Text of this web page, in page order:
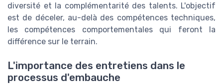
diversité et la complémentarité des talents. L'objectif
est de déceler, au-delà des compétences techniques,
les compétences comportementales qui feront la
différence sur le terrain.
L'importance des entretiens dans le
processus d'embauche